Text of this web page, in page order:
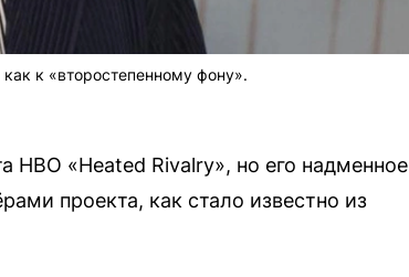
к «второстепенному фону».
«Heated Rivalry», но его надменное
проекта, как стало известно из